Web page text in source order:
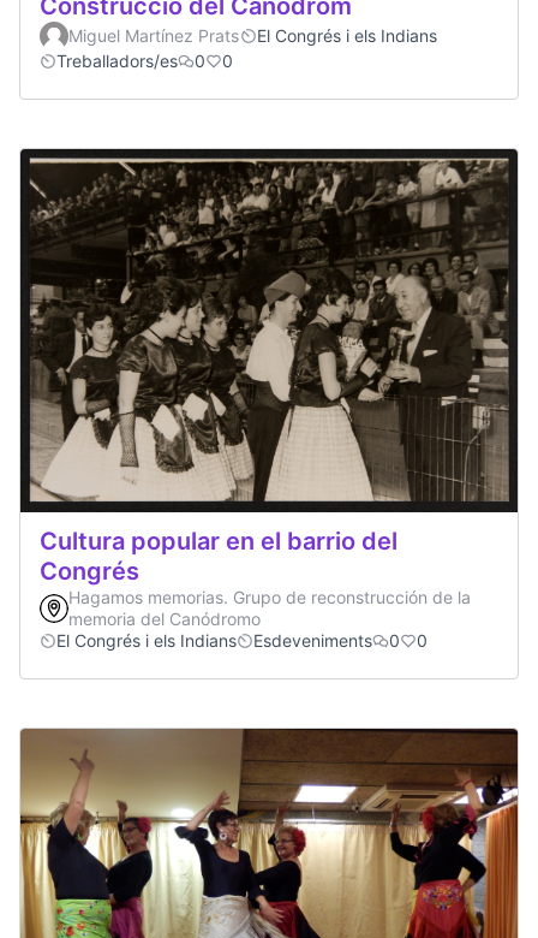
Construcció del Canòdrom
Miguel Martínez Prats
El Congrés i els Indians
Treballadors/es
0 0
Cultura popular en el barrio del
Congrés
Hagamos memorias. Grupo de reconstrucción de la
memoria del Canódromo
El Congrés i els Indians
Esdeveniments 0 0